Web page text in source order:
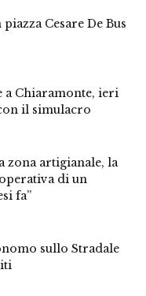
Cesare De Bus
a Chiaramonte, ieri
il simulacro
zona artigianale, la
operativa di un
fa”
sullo Stradale